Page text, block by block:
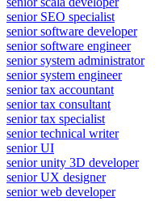
senior SEO specialist
senior software developer
senior software engineer
senior system administrator
senior system engineer
senior tax accountant
senior tax consultant
senior tax specialist
senior technical writer
senior UI
senior unity 3D developer
senior UX designer
senior web developer